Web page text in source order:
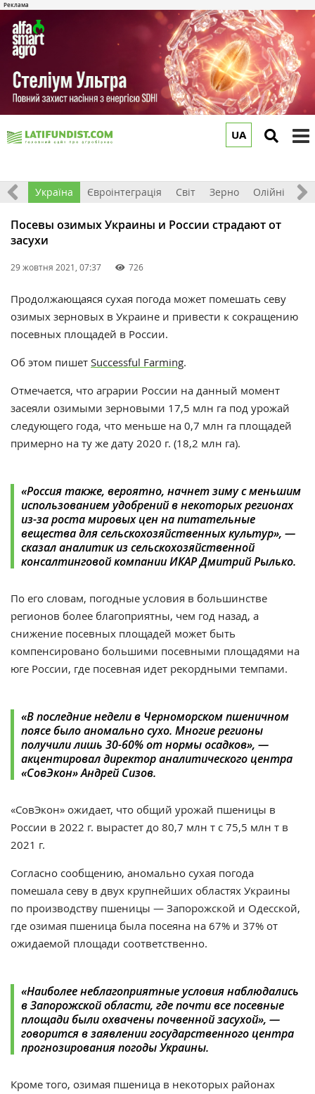
UA
Все Україна Євроінтеграція Світ Зерно Олійні
Посевы озимых Украины и России страдают от
засухи
29 жовтня 2021, 07:37 726
Продолжающаяся сухая погода может помешать севу
озимых зерновых в Украине и привести к сокращению
посевных площадей в России.
Об этом пишет Successful Farming.
Отмечается, что аграрии России на данный момент
засеяли озимыми зерновыми 17,5 млн га под урожай
следующего года, что меньше на 0,7 млн га площадей
примерно на ту же дату 2020 г. (18,2 млн га).
«Россия также, вероятно, начнет зиму с меньшим
использованием удобрений в некоторых регионах
из-за роста мировых цен на питательные
вещества для сельскохозяйственных культур», —
сказал аналитик из сельскохозяйственной
консалтинговой компании ИКАР Дмитрий Рылько.
По его словам, погодные условия в большинстве
регионов более благоприятны, чем год назад, а
снижение посевных площадей может быть
компенсировано большими посевными площадями на
юге России, где посевная идет рекордными темпами.
«В последние недели в Черноморском пшеничном
поясе было аномально сухо. Многие регионы
получили лишь 30-60% от нормы осадков», —
акцентировал директор аналитического центра
«СовЭкон» Андрей Сизов.
«СовЭкон» ожидает, что общий урожай пшеницы в
России в 2022 г. вырастет до 80,7 млн т с 75,5 млн т в
2021 г.
Согласно сообщению, аномально сухая погода
помешала севу в двух крупнейших областях Украины
по производству пшеницы — Запорожской и Одесской,
где озимая пшеница была посеяна на 67% и 37% от
ожидаемой площади соответственно.
«Наиболее неблагоприятные условия наблюдались
в Запорожской области, где почти все посевные
площади были охвачены почвенной засухой», —
говорится в заявлении государственного центра
прогнозирования погоды Украины.
Кроме того, озимая пшеница в некоторых районах